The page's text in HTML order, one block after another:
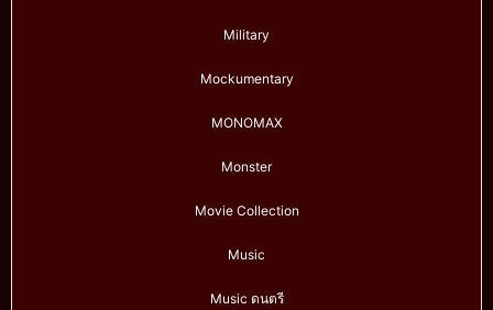
Military
Mockumentary
MONOMAX
Monster
Movie Collection
Music
Music ดนตรี